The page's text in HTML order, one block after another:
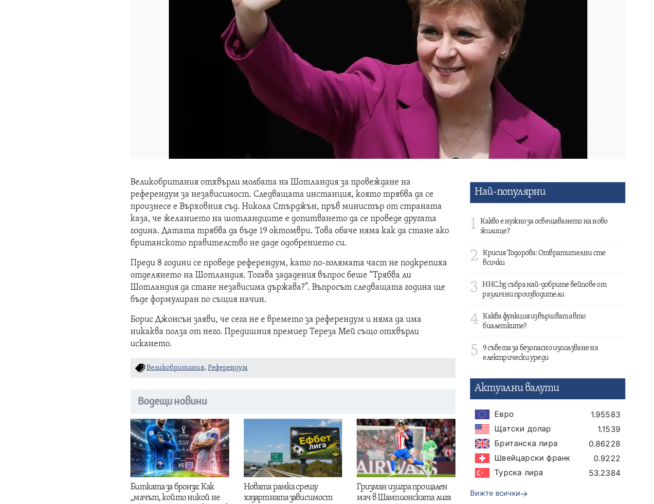
Великобритания отхвърли молбата на Шотландия за провеждане на
референдум за независимост. Следващата инстанция, която трябва да се
произнесе е Върховния съд. Никола Стърджън, пръв министър от страната
каза, че желанието на шотландците е допитването да се проведе другата
година. Датата трябва да бъде 19 октомври. Това обаче няма как да стане ако
британското правителство не даде одобрението си.
Преди 8 години се проведе референдум, като по-голямата част не подкрепиха
отделянето на Шотландия. Тогава зададения въпрос беше “Трябва ли
Шотландия да стане независима държава?”. Въпросът следващата година ще
бъде формулиран по същия начин.
Борис Джонсън заяви, че сега не е времето за референдум и няма да има
никаква полза от него. Предишния премиер Тереза Мей също отхвърли
искането.
Великобритания,Референдум
Водещи новини
Битката за бронза: Как
„мачът, който никой не
Новата рамка срещу
хазартната зависимост
Гризман изигра прощален
мач в Шампионската лига
Най-популярни
1
Какво е нужно за освещаването на ново
жилище?
2
Крисия Тодорова: Отвратителни сте
всички
3
HHC.bg събра най-добрите вейпове от
различни производители
4 Каква функция извършват авто
биалетките?
5
9 съвета за безопасно използване на
електрически уреди
Актуални валути
Евро
1.95583
Щатски долар
1.1539
Британска лира
0.86228
Швейцарски франк
0.9222
Турска лира
53.2384
Вижте всички